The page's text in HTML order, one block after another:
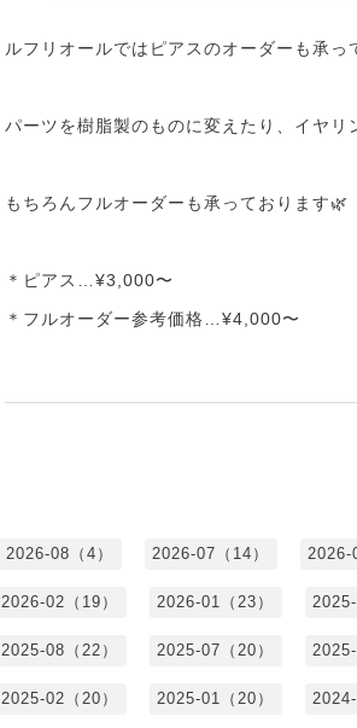
ルフリオールではピアスのオーダーも承っ
パーツを樹脂製のものに変えたり、イヤ
もちろんフルオーダーも承っております🌿
＊ピアス…¥3,000〜
＊フルオーダー参考価格…¥4,000〜
2026-08（4） 2026-07（14） 2026-
2026-02（19） 2026-01（23） 2025-
2025-08（22） 2025-07（20） 2025-
2025-02（20） 2025-01（20） 2024-